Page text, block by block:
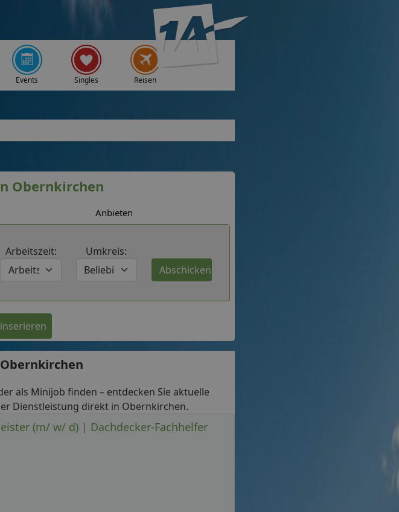
Events Singles Reisen
Obernkirchen
Anbieten
Arbeitszeit: Umkreis:
als Minijob finden – entdecken Sie aktuelle
Dienstleistung direkt in Obernkirchen.
(m/ w/ d) | Dachdecker-Fachhelfer